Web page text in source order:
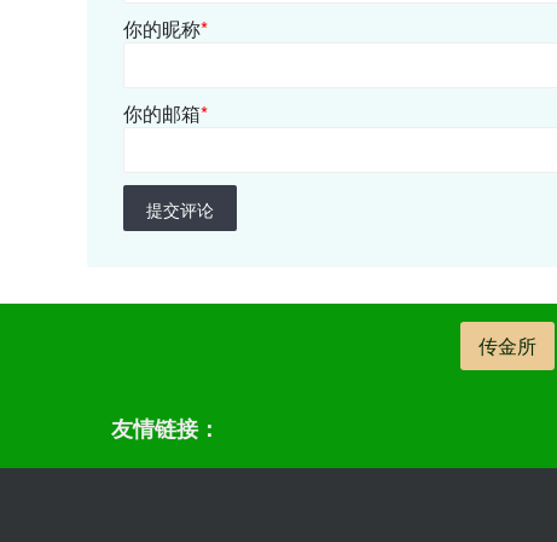
你的昵称*
你的邮箱*
提交评论
传金所
友情链接：